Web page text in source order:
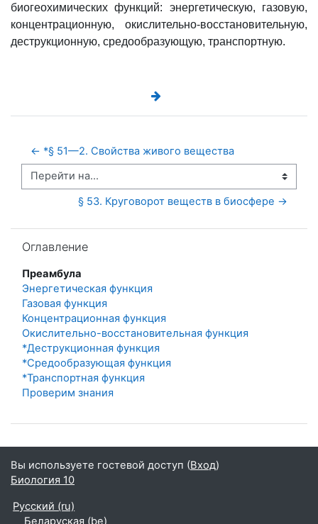
биогеохимических функций: энергетическую, газовую,
концентрационную, окислительно-восстановительную,
деструкционную, средообразующую, транспортную.
← *§ 51—2. Свойства живого вещества
Перейти на...
§ 53. Круговорот веществ в биосфере →
Оглавление
Преамбула
Энергетическая функция
Газовая функция
Концентрационная функция
Окислительно-восстановительная функция
*Деструкционная функция
*Средообразующая функция
*Транспортная функция
Проверим знания
Вы используете гостевой доступ (Вход)
Биология 10
Русский ‎(ru)‎
Беларуская ‎(be)‎